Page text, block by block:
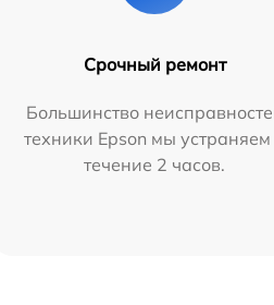
Срочный ремонт
Большинство
техники Epson мы устраняем
течение 2 часов.